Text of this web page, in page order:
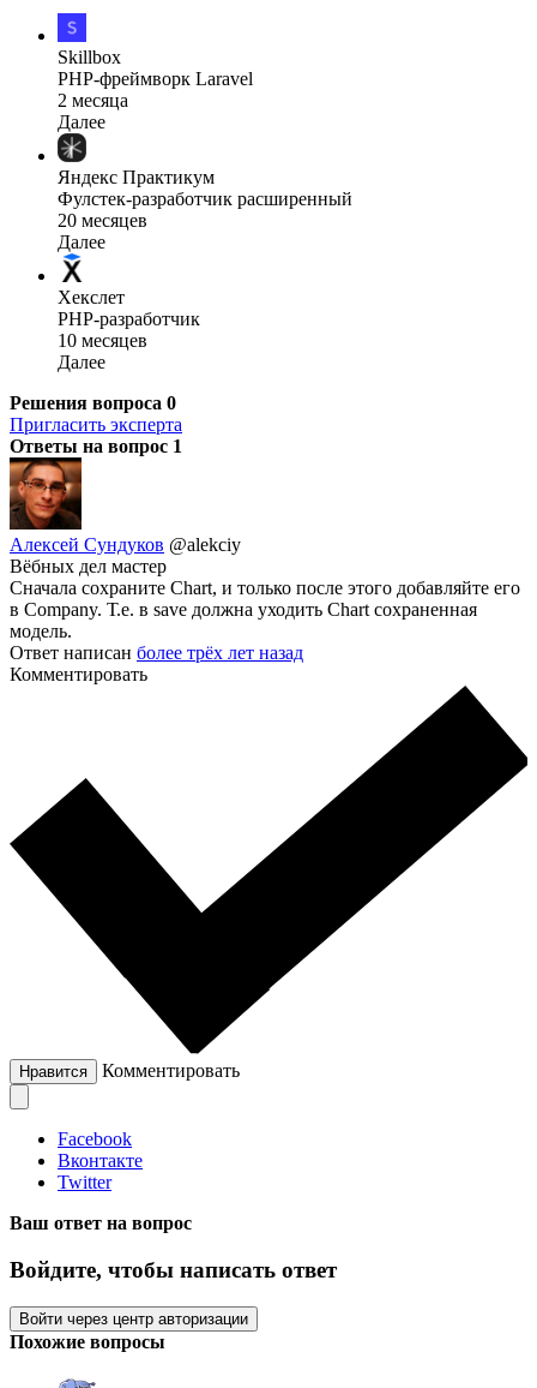
Skillbox
PHP-фреймворк Laravel
2 месяца
Далее
Яндекс Практикум
Фулстек-разработчик расширенный
20 месяцев
Далее
Хекслет
PHP-разработчик
10 месяцев
Далее
Решения вопроса 0
Пригласить эксперта
Ответы на вопрос 1
Алексей Сундуков @alekciy
Вёбных дел мастер
Сначала сохраните Chart, и только после этого добавляйте его
в Company. Т.е. в save должна уходить Chart сохраненная
модель.
Ответ написан более трёх лет назад
Комментировать
Нравится Комментировать
Facebook
Вконтакте
Twitter
Ваш ответ на вопрос
Войдите, чтобы написать ответ
Войти через центр авторизации
Похожие вопросы